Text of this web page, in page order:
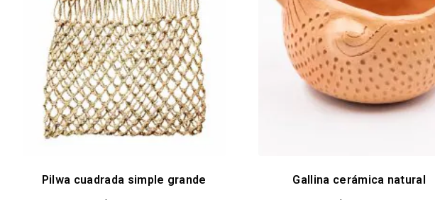
Pilwa cuadrada simple grande
Gallina cerámica natural